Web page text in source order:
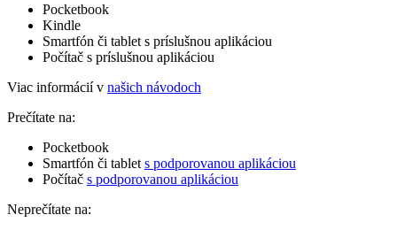
Pocketbook
Kindle
Smartfón či tablet s príslušnou aplikáciou
Počítač s príslušnou aplikáciou
Viac informácií v našich návodoch
Prečítate na:
Pocketbook
Smartfón či tablet s podporovanou aplikáciou
Počítač s podporovanou aplikáciou
Neprečítate na: